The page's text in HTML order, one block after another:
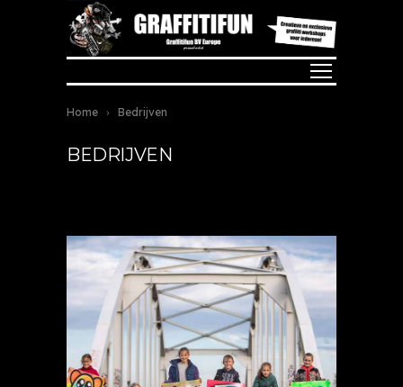
Home Bedrijven
BEDRIJVEN